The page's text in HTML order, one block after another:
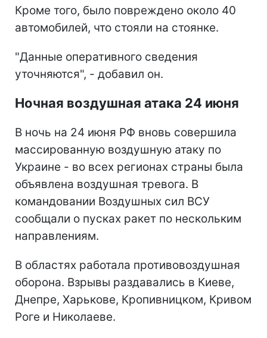
Кроме того, было повреждено около 40
автомобилей, что стояли на стоянке.
"Данные оперативного сведения
уточняются", - добавил он.
Ночная воздушная атака 24 июня
В ночь на 24 июня РФ вновь совершила
массированную воздушную атаку по
Украине - во всех регионах страны была
объявлена воздушная тревога. В
командовании Воздушных сил ВСУ
сообщали о пусках ракет по нескольким
направлениям.
В областях работала противовоздушная
оборона. Взрывы раздавались в Киеве,
Днепре, Харькове, Кропивницком, Кривом
Роге и Николаеве.